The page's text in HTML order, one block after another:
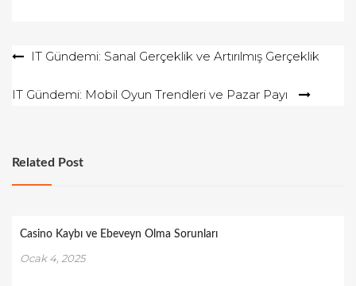
YazıIT Gündemi: Sanal Gerçeklik ve Artırılmış Gerçeklik
IT Gündemi: Mobil Oyun Trendleri ve Pazar Payı
Related Post
Casino Kaybı ve Ebeveyn Olma Sorunları
Ocak 4, 2025